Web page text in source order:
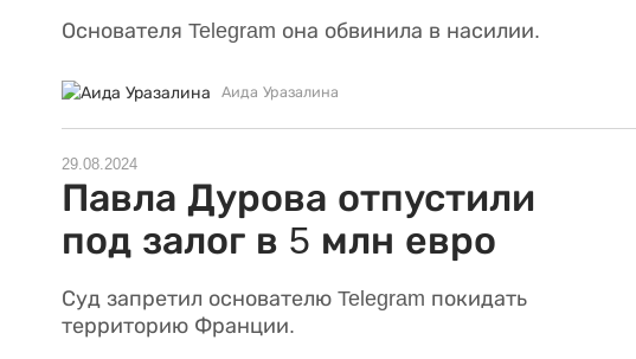
Основателя Telegram она обвинила в насилии.
Аида Уразалина
29.08.2024
Павла Дурова отпустили
под залог в 5 млн евро
Суд запретил основателю Telegram покидать
территорию Франции.